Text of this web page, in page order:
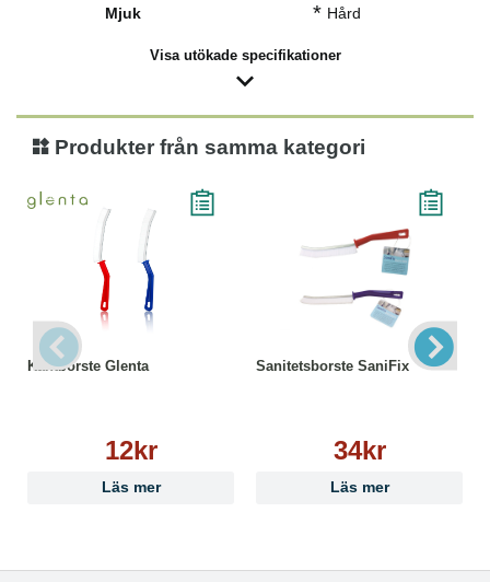
Mjuk * Hård
Visa utökade specifikationer
Produkter från samma kategori
Kantborste Glenta
12kr
Läs mer
Sanitetsborste SaniFix
34kr
Läs mer